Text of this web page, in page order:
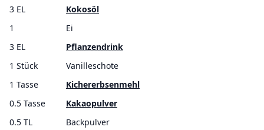
3 EL
Kokosöl
1
Ei
3 EL
Pflanzendrink
1 Stück
Vanilleschote
1 Tasse
Kichererbsenmehl
0.5 Tasse
Kakaopulver
0.5 TL
Backpulver